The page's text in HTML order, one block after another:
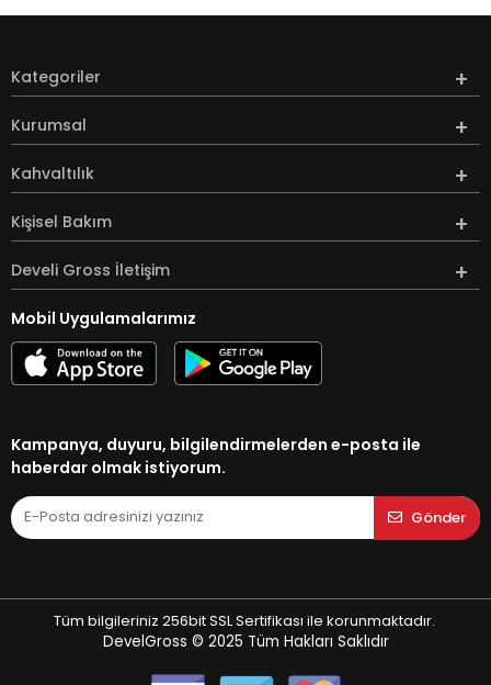
Kategoriler
Kurumsal
Kahvaltılık
Kişisel Bakım
Develi Gross İletişim
Mobil Uygulamalarımız
Kampanya, duyuru, bilgilendirmelerden e-posta ile
haberdar olmak istiyorum.
Gönder
Tüm bilgileriniz 256bit SSL Sertifikası ile korunmaktadır.
DevelGross © 2025 Tüm Hakları Saklıdır